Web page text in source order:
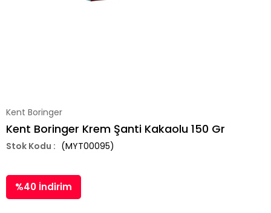
Kent Boringer
Kent Boringer Krem Şanti Kakaolu 150 Gr
(MYT00095)
%40 İndirim